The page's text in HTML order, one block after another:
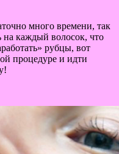
много времени, так
на каждый волосок, что
рубцы, вот
процедуре и идти